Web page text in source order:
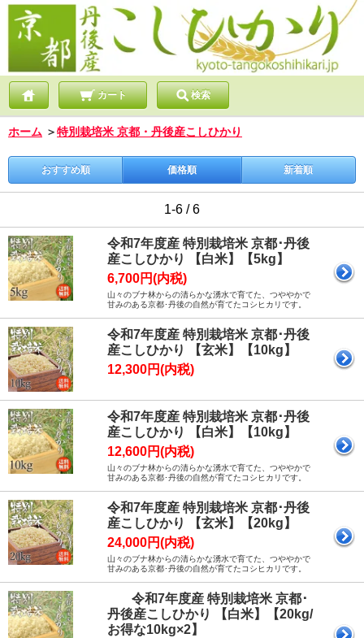
カート 検索
ホーム ＞特別栽培米 京都・丹後産こしひかり
おすすめ順 価格順 新着順
1-6 / 6
令和7年度産 特別栽培米 京都･丹後
産こしひかり 【白米】【5kg】
6,700円(内税)
山々のブナ林からの清らかな湧水で育てた、つややかで
甘みのある京都･丹後の自然が育てたコシヒカリです。
令和7年度産 特別栽培米 京都･丹後
産こしひかり 【玄米】【10kg】
12,300円(内税)
令和7年度産 特別栽培米 京都･丹後
産こしひかり 【白米】【10kg】
12,600円(内税)
山々のブナ林からの清らかな湧水で育てた、つややかで
甘みのある京都･丹後の自然が育てたコシヒカリです。
令和7年度産 特別栽培米 京都･丹後
産こしひかり 【玄米】【20kg】
24,000円(内税)
山々のブナ林からの清らかな湧水で育てた、つややかで
甘みのある京都･丹後の自然が育てたコシヒカリです。
令和7年度産 特別栽培米 京都･
丹後産こしひかり 【白米】【20kg/
お得な10kg×2】